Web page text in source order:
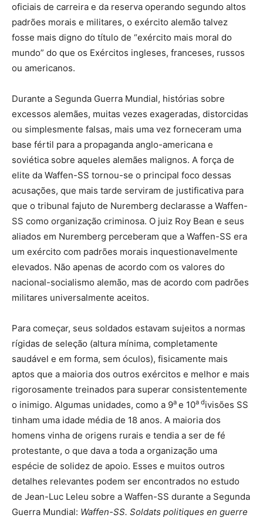
oficiais de carreira e da reserva operando segundo altos
padrões morais e militares, o exército alemão talvez
fosse mais digno do título de “exército mais moral do
mundo” do que os Exércitos ingleses, franceses, russos
ou americanos.
Durante a Segunda Guerra Mundial, histórias sobre
excessos alemães, muitas vezes exageradas, distorcidas
ou simplesmente falsas, mais uma vez forneceram uma
base fértil para a propaganda anglo-americana e
soviética sobre aqueles alemães malignos. A força de
elite da Waffen-SS tornou-se o principal foco dessas
acusações, que mais tarde serviram de justificativa para
que o tribunal fajuto de Nuremberg declarasse a Waffen-
SS como organização criminosa. O juiz Roy Bean e seus
aliados em Nuremberg perceberam que a Waffen-SS era
um exército com padrões morais inquestionavelmente
elevados. Não apenas de acordo com os valores do
nacional-socialismo alemão, mas de acordo com padrões
militares universalmente aceitos.
Para começar, seus soldados estavam sujeitos a normas
rígidas de seleção (altura mínima, completamente
saudável e em forma, sem óculos), fisicamente mais
aptos que a maioria dos outros exércitos e melhor e mais
rigorosamente treinados para superar consistentemente
o inimigo. Algumas unidades, como a 9a e 10a divisões SS
tinham uma idade média de 18 anos. A maioria dos
homens vinha de origens rurais e tendia a ser de fé
protestante, o que dava a toda a organização uma
espécie de solidez de apoio. Esses e muitos outros
detalhes relevantes podem ser encontrados no estudo
de Jean-Luc Leleu sobre a Waffen-SS durante a Segunda
Guerra Mundial: Waffen-SS. Soldats politiques en guerre